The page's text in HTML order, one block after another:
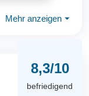
Mehr anzeigen ⏷
8,3/10
befriedigend